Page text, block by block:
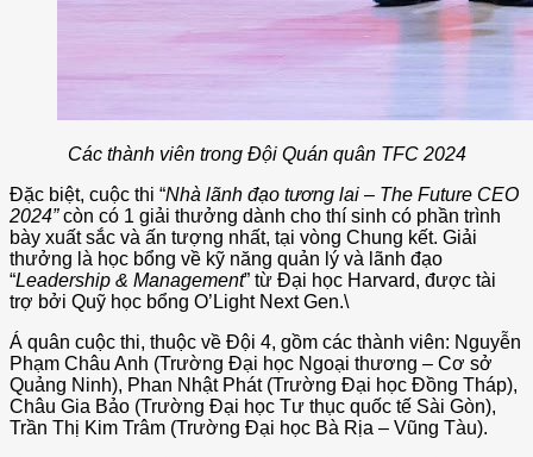
Các thành viên trong Đội Quán quân TFC 2024
Đặc biệt, cuộc thi “Nhà lãnh đạo tương lai – The Future CEO
2024”còn có 1 giải thưởng dành cho thí sinh có phần trình
bày xuất sắc và ấn tượng nhất, tại vòng Chung kết. Giải
thưởng là học bổng về kỹ năng quản lý và lãnh đạo
“Leadership & Management” từ Đại học Harvard, được tài
trợ bởi Quỹ học bổng O’Light Next Gen.\
Á quân cuộc thi, thuộc về Đội 4, gồm các thành viên: Nguyễn
Phạm Châu Anh (Trường Đại học Ngoại thương – Cơ sở
Quảng Ninh), Phan Nhật Phát (Trường Đại học Đồng Tháp),
Châu Gia Bảo (Trường Đại học Tư thục quốc tế Sài Gòn),
Trần Thị Kim Trâm (Trường Đại học Bà Rịa – Vũng Tàu).